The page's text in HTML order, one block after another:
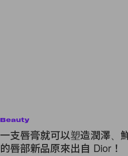
Beauty
一支唇膏就可以塑造潤澤、
的唇部新品原來出自 Dior！